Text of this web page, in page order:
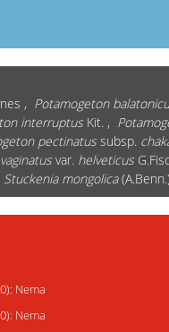
, Potamogeton
interruptusKit. ,
pectinatussubsp.
var. helveticus
Stuckenia mongolica
Nema
Nema